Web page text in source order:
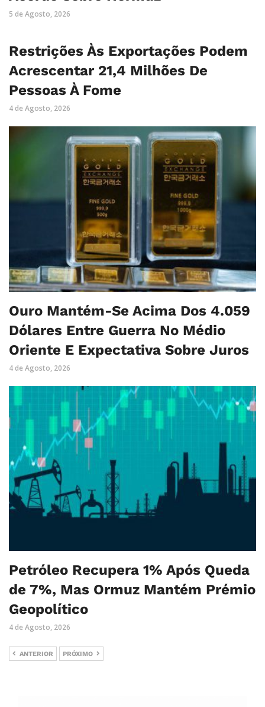
5 de Agosto, 2026
Restrições Às Exportações Podem
Acrescentar 21,4 Milhões De
Pessoas À Fome
4 de Agosto, 2026
Ouro Mantém-Se Acima Dos 4.059
Dólares Entre Guerra No Médio
Oriente E Expectativa Sobre Juros
4 de Agosto, 2026
Petróleo Recupera 1% Após Queda
de 7%, Mas Ormuz Mantém Prémio
Geopolítico
4 de Agosto, 2026
ANTERIOR PRÓXIMO